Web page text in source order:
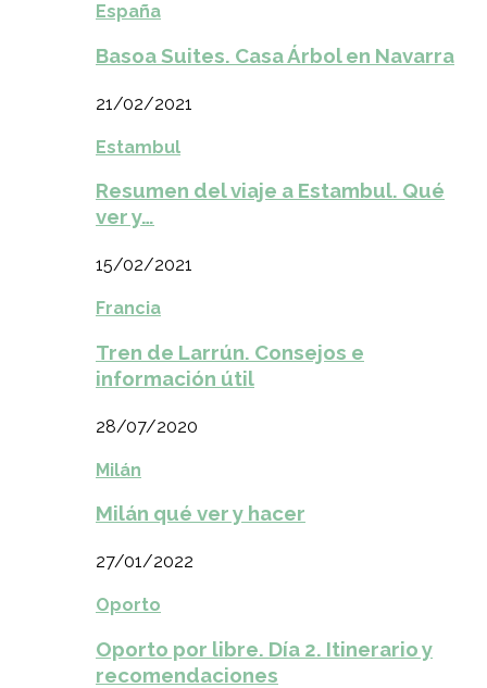
España
Basoa Suites. Casa Árbol en Navarra
21/02/2021
Estambul
Resumen del viaje a Estambul. Qué
ver y…
15/02/2021
Francia
Tren de Larrún. Consejos e
información útil
28/07/2020
Milán
Milán qué ver y hacer
27/01/2022
Oporto
Oporto por libre. Día 2. Itinerario y
recomendaciones